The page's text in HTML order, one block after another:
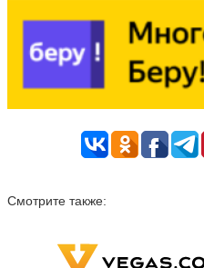
Смотрите также: